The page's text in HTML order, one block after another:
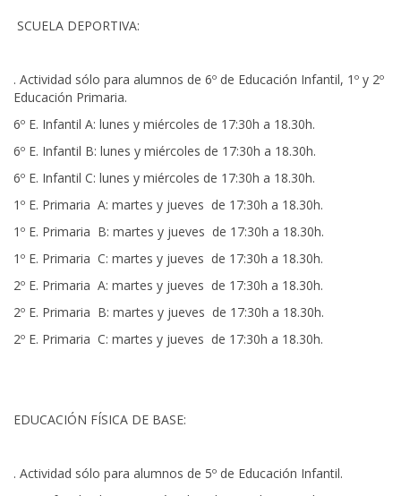
SCUELA DEPORTIVA:
. Actividad sólo para alumnos de 6º de Educación Infantil, 1º y 2º
Educación Primaria.
6º E. Infantil A: lunes y miércoles de 17:30h a 18.30h.
6º E. Infantil B: lunes y miércoles de 17:30h a 18.30h.
6º E. Infantil C: lunes y miércoles de 17:30h a 18.30h.
1º E. Primaria A: martes y jueves de 17:30h a 18.30h.
1º E. Primaria B: martes y jueves de 17:30h a 18.30h.
1º E. Primaria C: martes y jueves de 17:30h a 18.30h.
2º E. Primaria A: martes y jueves de 17:30h a 18.30h.
2º E. Primaria B: martes y jueves de 17:30h a 18.30h.
2º E. Primaria C: martes y jueves de 17:30h a 18.30h.
EDUCACIÓN FÍSICA DE BASE:
. Actividad sólo para alumnos de 5º de Educación Infantil.